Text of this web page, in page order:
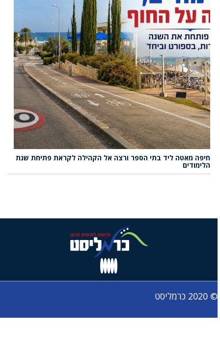
חיפה מאטה ליד בתי הספר ורצה אל הקהילה לקראת פתיחת שנת
הלימודים
© 2020 כרמליסט